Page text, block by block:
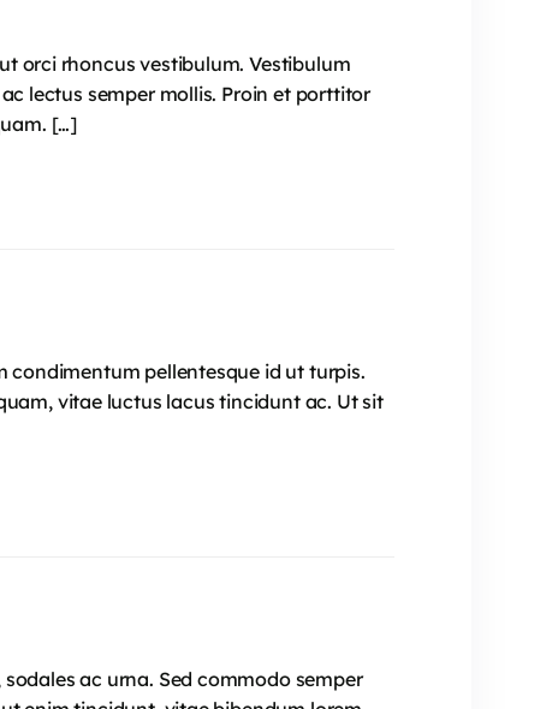
orci rhoncus vestibulum. Vestibulum
lectus semper mollis. Proin et porttitor
[…]
condimentum pellentesque id ut turpis.
vitae luctus lacus tincidunt ac. Ut sit
ac urna. Sed commodo semper